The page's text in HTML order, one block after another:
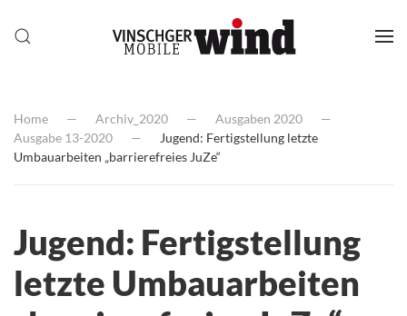
Home Archiv_2020
Ausgaben 2020
Ausgabe 13-2020
Jugend: Fertigstellung letzte
Umbauarbeiten „barrierefreies JuZe“
Jugend: Fertigstellung
letzte Umbauarbeiten